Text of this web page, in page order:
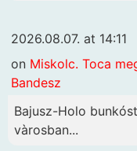
2026.08.07. at 14:11
on Miskolc. Toca
Bandesz
Bajusz-Holo
vàrosban...